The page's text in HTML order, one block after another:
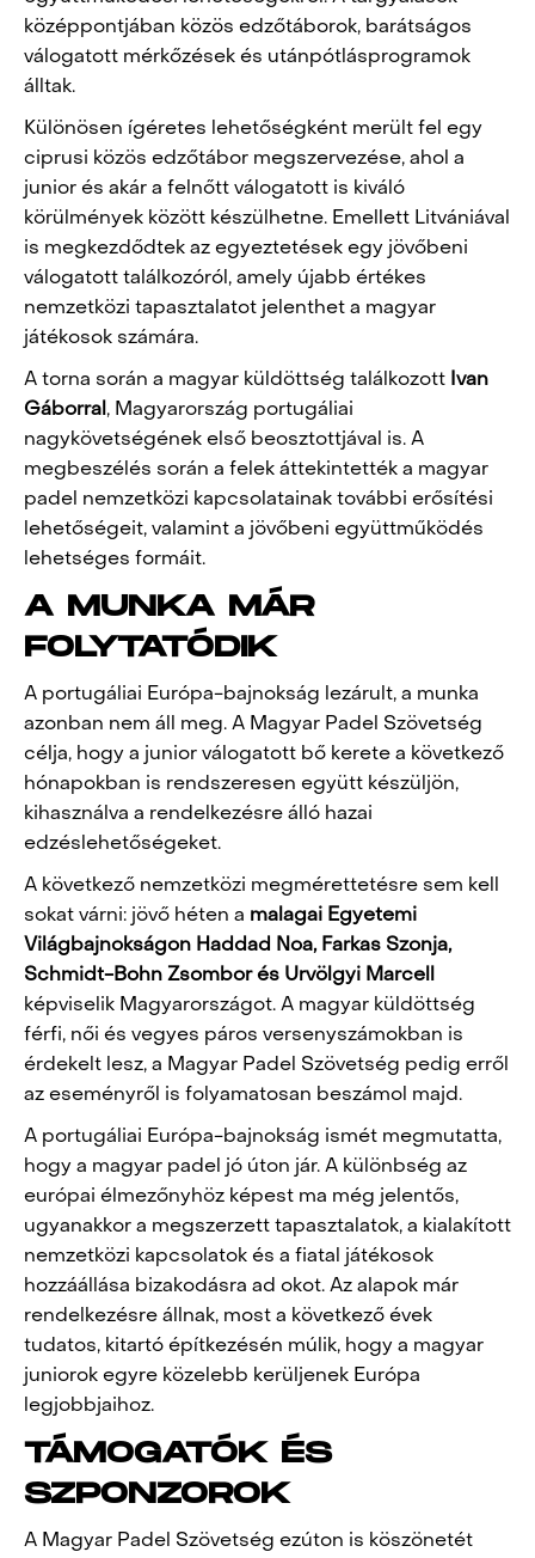
középpontjában közös edzőtáborok, barátságos
válogatott mérkőzések és utánpótlásprogramok
álltak.
Különösen ígéretes lehetőségként merült fel egy
ciprusi közös edzőtábor megszervezése, ahol a
junior és akár a felnőtt válogatott is kiváló
körülmények között készülhetne. Emellett Litvániával
is megkezdődtek az egyeztetések egy jövőbeni
válogatott találkozóról, amely újabb értékes
nemzetközi tapasztalatot jelenthet a magyar
játékosok számára.
A torna során a magyar küldöttség találkozott Ivan
Gáborral , Magyarország portugáliai
nagykövetségének első beosztottjával is. A
megbeszélés során a felek áttekintették a magyar
padel nemzetközi kapcsolatainak további erősítési
lehetőségeit, valamint a jövőbeni együttműködés
lehetséges formáit.
A MUNKA MÁR
FOLYTATÓDIK
A portugáliai Európa-bajnokság lezárult, a munka
azonban nem áll meg. A Magyar Padel Szövetség
célja, hogy a junior válogatott bő kerete a következő
hónapokban is rendszeresen együtt készüljön,
kihasználva a rendelkezésre álló hazai
edzéslehetőségeket.
A következő nemzetközi megmérettetésre sem kell
sokat várni: jövő héten a malagai Egyetemi
Világbajnokságon Haddad Noa, Farkas Szonja,
Schmidt-Bohn Zsombor és Urvölgyi Marcell
képviselik Magyarországot. A magyar küldöttség
férfi, női és vegyes páros versenyszámokban is
érdekelt lesz, a Magyar Padel Szövetség pedig erről
az eseményről is folyamatosan beszámol majd.
A portugáliai Európa-bajnokság ismét megmutatta,
hogy a magyar padel jó úton jár. A különbség az
európai élmezőnyhöz képest ma még jelentős,
ugyanakkor a megszerzett tapasztalatok, a kialakított
nemzetközi kapcsolatok és a fiatal játékosok
hozzáállása bizakodásra ad okot. Az alapok már
rendelkezésre állnak, most a következő évek
tudatos, kitartó építkezésén múlik, hogy a magyar
juniorok egyre közelebb kerüljenek Európa
legjobbjaihoz.
TÁMOGATÓK ÉS
SZPONZOROK
A Magyar Padel Szövetség ezúton is köszönetét